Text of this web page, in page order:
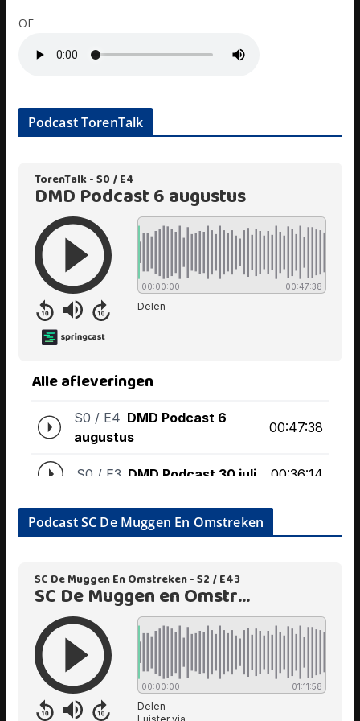
OF
Podcast TorenTalk
Podcast SC De Muggen En Omstreken